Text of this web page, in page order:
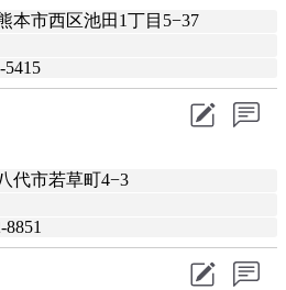
本市西区池田1丁目5−37
5415
代市若草町4−3
8851